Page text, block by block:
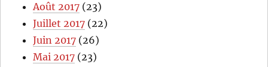
Août 2017 (23)
Juillet 2017 (22)
Juin 2017 (26)
Mai 2017 (23)